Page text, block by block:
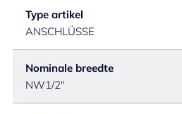
Type artikel
ANSCHLÜSSE
Nominale breedte
NW1/2"